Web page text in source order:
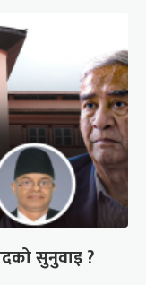
सुनुवाइ ?